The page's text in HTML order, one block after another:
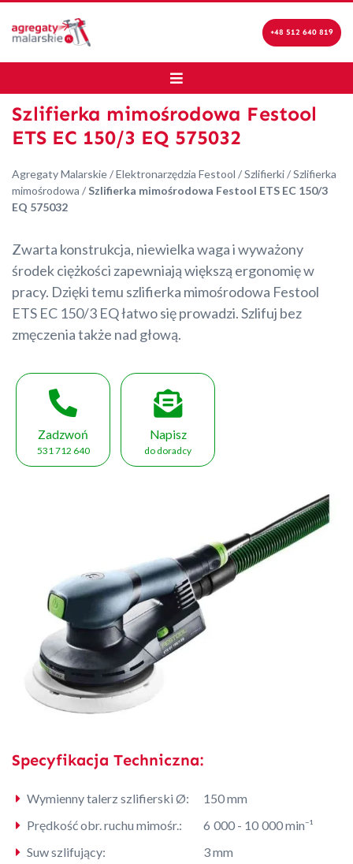
+48 512 640 819
Szlifierka mimośrodowa Festool
ETS EC 150/3 EQ 575032
Agregaty Malarskie/Elektronarzędzia Festool /Szlifierki/Szlifierka
mimośrodowa /Szlifierka mimośrodowa Festool ETS EC 150/3
EQ 575032
Zwarta konstrukcja, niewielka waga i wyważony
środek ciężkości zapewniają większą ergonomię w
pracy. Dzięki temu szlifierka mimośrodowa Festool
ETS EC 150/3 EQ łatwo się prowadzi. Szlifuj bez
zmęczenia także nad głową.
Zadzwoń
531 712 640
Napisz
do doradcy
Specyfikacja Techniczna:
Wymienny talerz szlifierski Ø:
150 mm
Prędkość obr. ruchu mimośr.:
6 000 - 10 000 min⁻¹
Suw szlifujący:
3 mm